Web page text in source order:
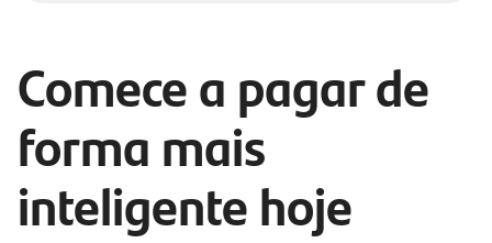
Comece a pagar de
forma mais
inteligente hoje